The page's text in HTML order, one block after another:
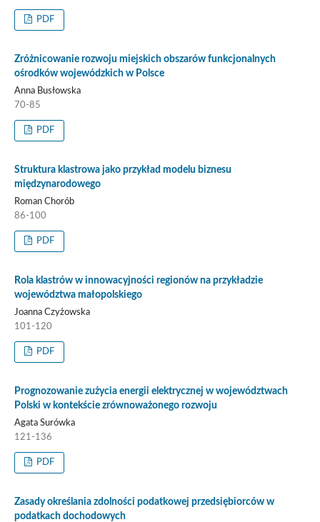
PDF
Zróżnicowanie rozwoju miejskich obszarów funkcjonalnych
ośrodków wojewódzkich w Polsce
Anna Busłowska
70-85
PDF
Struktura klastrowa jako przykład modelu biznesu
międzynarodowego
Roman Chorób
86-100
PDF
Rola klastrów w innowacyjności regionów na przykładzie
województwa małopolskiego
Joanna Czyżowska
101-120
PDF
Prognozowanie zużycia energii elektrycznej w województwach
Polski w kontekście zrównoważonego rozwoju
Agata Surówka
121-136
PDF
Zasady określania zdolności podatkowej przedsiębiorców w
podatkach dochodowych